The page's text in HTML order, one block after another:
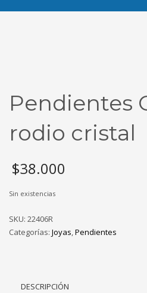
Pendientes
rodio cristal
$38.000
Sin existencias
SKU: 22406R
Categorías: Joyas,Pendientes
DESCRIPCIÓN